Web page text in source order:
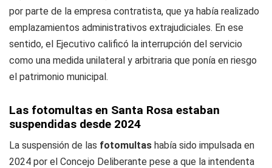
por parte de la empresa contratista, que ya había realizado
emplazamientos administrativos extrajudiciales. En ese
sentido, el Ejecutivo calificó la interrupción del servicio
como una medida unilateral y arbitraria que ponía en riesgo
el patrimonio municipal.
Las fotomultas en Santa Rosa estaban
suspendidas desde 2024
La suspensión de las fotomultas había sido impulsada en
2024 por el Concejo Deliberante pese a que la intendenta